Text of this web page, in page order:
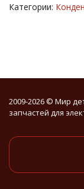
Категории:
2009-2026 © Мир
запчастей для